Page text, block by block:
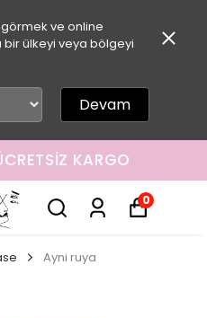
ve online
bir ülkeyi veya bölgeyi
Devam
KARGO
0
Ayni ruya